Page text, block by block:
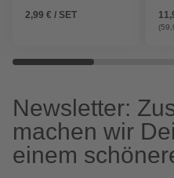
2,99 € / SET
Newsletter:
machen wir
einem